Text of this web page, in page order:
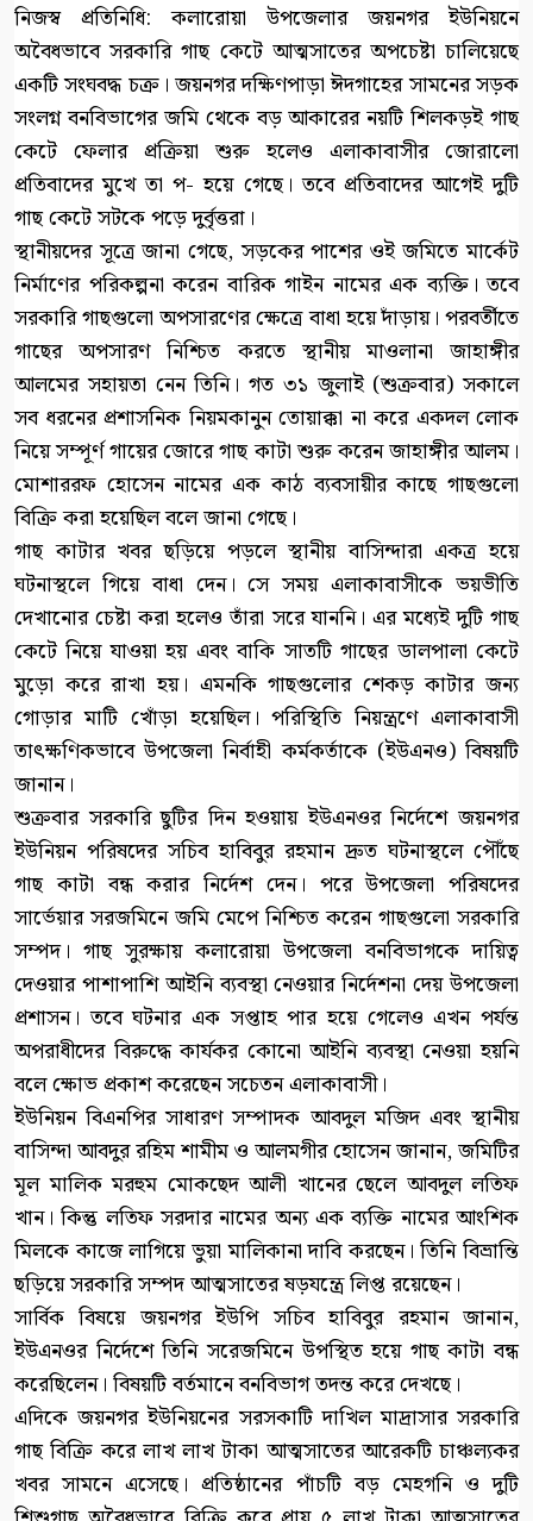
নিজস্ব প্রতিনিধি: কলারোয়া উপজেলার জয়নগর ইউনিয়নে
অবৈধভাবে সরকারি গাছ কেটে আত্মসাতের অপচেষ্টা চালিয়েছে
একটি সংঘবদ্ধ চক্র। জয়নগর দক্ষিণপাড়া ঈদগাহের সামনের সড়ক
সংলগ্ন বনবিভাগের জমি থেকে বড় আকারের নয়টি শিলকড়ই গাছ
কেটে ফেলার প্রক্রিয়া শুরু হলেও এলাকাবাসীর জোরালো
প্রতিবাদের মুখে তা প- হয়ে গেছে। তবে প্রতিবাদের আগেই দুটি
গাছ কেটে সটকে পড়ে দুর্বৃত্তরা।
স্থানীয়দের সূত্রে জানা গেছে, সড়কের পাশের ওই জমিতে মার্কেট
নির্মাণের পরিকল্পনা করেন বারিক গাইন নামের এক ব্যক্তি। তবে
সরকারি গাছগুলো অপসারণের ক্ষেত্রে বাধা হয়ে দাঁড়ায়। পরবর্তীতে
গাছের অপসারণ নিশ্চিত করতে স্থানীয় মাওলানা জাহাঙ্গীর
আলমের সহায়তা নেন তিনি। গত ৩১ জুলাই (শুক্রবার) সকালে
সব ধরনের প্রশাসনিক নিয়মকানুন তোয়াক্কা না করে একদল লোক
নিয়ে সম্পূর্ণ গায়ের জোরে গাছ কাটা শুরু করেন জাহাঙ্গীর আলম।
মোশাররফ হোসেন নামের এক কাঠ ব্যবসায়ীর কাছে গাছগুলো
বিক্রি করা হয়েছিল বলে জানা গেছে।
গাছ কাটার খবর ছড়িয়ে পড়লে স্থানীয় বাসিন্দারা একত্র হয়ে
ঘটনাস্থলে গিয়ে বাধা দেন। সে সময় এলাকাবাসীকে ভয়ভীতি
দেখানোর চেষ্টা করা হলেও তাঁরা সরে যাননি। এর মধ্যেই দুটি গাছ
কেটে নিয়ে যাওয়া হয় এবং বাকি সাতটি গাছের ডালপালা কেটে
মুড়ো করে রাখা হয়। এমনকি গাছগুলোর শেকড় কাটার জন্য
গোড়ার মাটি খোঁড়া হয়েছিল। পরিস্থিতি নিয়ন্ত্রণে এলাকাবাসী
তাৎক্ষণিকভাবে উপজেলা নির্বাহী কর্মকর্তাকে (ইউএনও) বিষয়টি
জানান।
শুক্রবার সরকারি ছুটির দিন হওয়ায় ইউএনওর নির্দেশে জয়নগর
ইউনিয়ন পরিষদের সচিব হাবিবুর রহমান দ্রুত ঘটনাস্থলে পৌঁছে
গাছ কাটা বন্ধ করার নির্দেশ দেন। পরে উপজেলা পরিষদের
সার্ভেয়ার সরজমিনে জমি মেপে নিশ্চিত করেন গাছগুলো সরকারি
সম্পদ। গাছ সুরক্ষায় কলারোয়া উপজেলা বনবিভাগকে দায়িত্ব
দেওয়ার পাশাপাশি আইনি ব্যবস্থা নেওয়ার নির্দেশনা দেয় উপজেলা
প্রশাসন। তবে ঘটনার এক সপ্তাহ পার হয়ে গেলেও এখন পর্যন্ত
অপরাধীদের বিরুদ্ধে কার্যকর কোনো আইনি ব্যবস্থা নেওয়া হয়নি
বলে ক্ষোভ প্রকাশ করেছেন সচেতন এলাকাবাসী।
ইউনিয়ন বিএনপির সাধারণ সম্পাদক আবদুল মজিদ এবং স্থানীয়
বাসিন্দা আবদুর রহিম শামীম ও আলমগীর হোসেন জানান, জমিটির
মূল মালিক মরহুম মোকছেদ আলী খানের ছেলে আবদুল লতিফ
খান। কিন্তু লতিফ সরদার নামের অন্য এক ব্যক্তি নামের আংশিক
মিলকে কাজে লাগিয়ে ভুয়া মালিকানা দাবি করছেন। তিনি বিভ্রান্তি
ছড়িয়ে সরকারি সম্পদ আত্মসাতের ষড়যন্ত্রে লিপ্ত রয়েছেন।
সার্বিক বিষয়ে জয়নগর ইউপি সচিব হাবিবুর রহমান জানান,
ইউএনওর নির্দেশে তিনি সরেজমিনে উপস্থিত হয়ে গাছ কাটা বন্ধ
করেছিলেন। বিষয়টি বর্তমানে বনবিভাগ তদন্ত করে দেখছে।
এদিকে জয়নগর ইউনিয়নের সরসকাটি দাখিল মাদ্রাসার সরকারি
গাছ বিক্রি করে লাখ লাখ টাকা আত্মসাতের আরেকটি চাঞ্চল্যকর
খবর সামনে এসেছে। প্রতিষ্ঠানের পাঁচটি বড় মেহগনি ও দুটি